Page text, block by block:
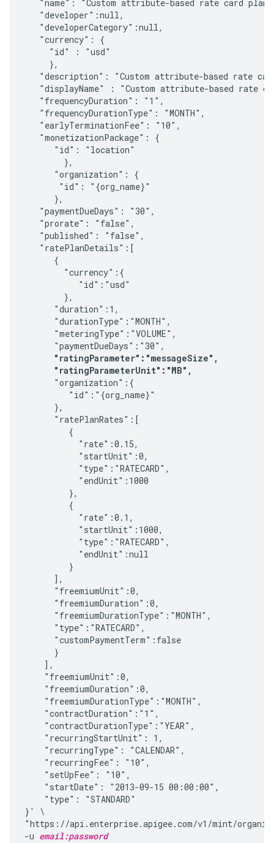
"name": "Custom attribute-based rate card
   "developer":null,
   "developerCategory":null,
   "currency": {
     "id" : "usd"
     },
"description": "Custom attribute-based rate
"displayName" : "Custom attribute-based rate
   "frequencyDuration": "1",
   "frequencyDurationType": "MONTH",
   "earlyTerminationFee": "10",
   "monetizationPackage": {
      "id": "location"
        },
      "organization": {
       "id": "{org_name}"
      },
   "paymentDueDays": "30",
   "prorate": "false",
   "published": "false",
   "ratePlanDetails":[
      {
        "currency":{
           "id":"usd"
        },
      "duration":1,
      "durationType":"MONTH",
      "meteringType":"VOLUME",
      "paymentDueDays":"30",
"ratingParameter":"messageSize",
"ratingParameterUnit":"MB",
      "organization":{
         "id":"{org_name}"
      },
      "ratePlanRates":[
         {
           "rate":0.15,
           "startUnit":0,
           "type":"RATECARD",
           "endUnit":1000
         },
         {
           "rate":0.1,
           "startUnit":1000,
           "type":"RATECARD",
           "endUnit":null
         }
      ],
      "freemiumUnit":0,
      "freemiumDuration":0,
      "freemiumDurationType":"MONTH",
      "type":"RATECARD",
      "customPaymentTerm":false
      }
    ],
    "freemiumUnit":0,
    "freemiumDuration":0,
    "freemiumDurationType":"MONTH",
    "contractDuration":"1",
    "contractDurationType":"YEAR",
    "recurringStartUnit": 1,
    "recurringType": "CALENDAR",
    "recurringFee": "10",
    "setUpFee": "10",
    "startDate": "2013-09-15 00:00:00",
    "type": "STANDARD"
}' \
"https://api.enterprise.apigee.com/v1/mint/
-u email:password